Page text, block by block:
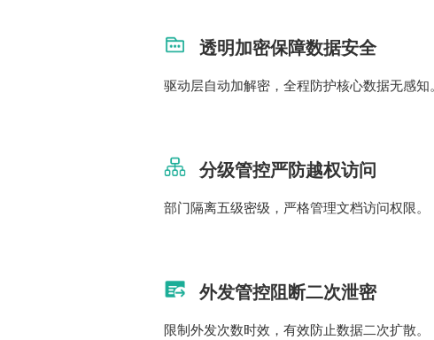
透明加密保障数据安全
驱动层自动加解密，全程防护核心数据无感知。
分级管控严防越权访问
部门隔离五级密级，严格管理文档访问权限。
外发管控阻断二次泄密
限制外发次数时效，有效防止数据二次扩散。